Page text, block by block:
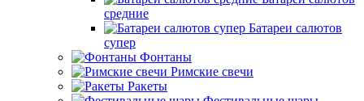
средние
Батареи салютов
супер
Фонтаны
Римские свечи
Ракеты